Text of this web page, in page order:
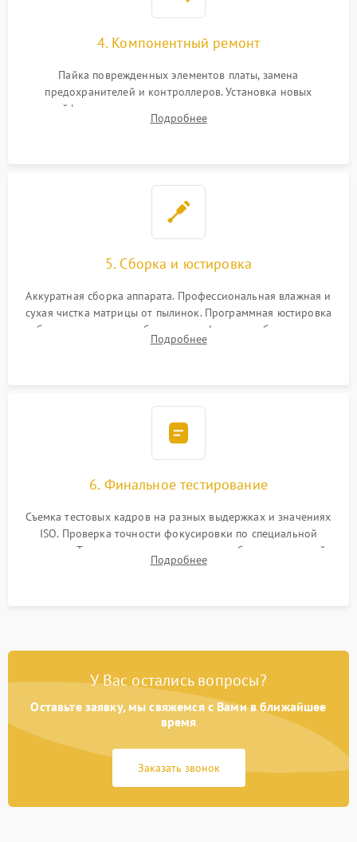
4. Компонентный ремонт
Пайка поврежденных элементов платы, замена
предохранителей и контроллеров. Установка новых
шлейфов, дисплея, механизма затвора или двигателя
автофокуса. Восстановление геометрии тубуса объектива
Подробнее
5. Сборка и юстировка
Аккуратная сборка аппарата. Профессиональная влажная и
сухая чистка матрицы от пылинок. Программная юстировка
рабочего отрезка, калибровка автофокуса, стабилизатора и
экспозамера с помощью сервисного ПО.
Подробнее
6. Финальное тестирование
Съемка тестовых кадров на разных выдержках и значениях
ISO. Проверка точности фокусировки по специальной
мишени. Тест записи на карту памяти, работы встроенной
вспышки, микрофона и всех кнопок управления.
Подробнее
У Вас остались вопросы?
Оставьте заявку, мы свяжемся с Вами в ближайшее
время
Заказать звонок